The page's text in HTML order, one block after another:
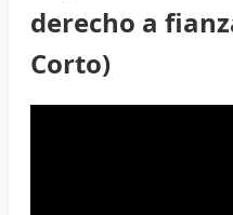
derecho a
Corto)